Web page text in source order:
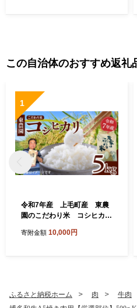
この自治体のおすすめ返礼
1
令和7年産 上毛町産 東農
園のこだわり米 コシヒカ
寄附金額 10,000円
ふるさと納税ホーム 肉
牛肉